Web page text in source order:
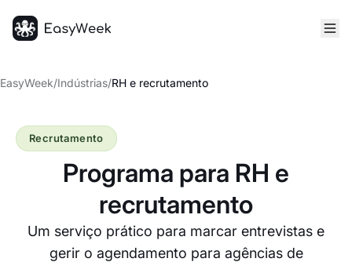
EasyWeek/Indústrias/RH e recrutamento
Programa para RH e
recrutamento
Um serviço prático para marcar entrevistas e
gerir o agendamento para agências de
Recrutamento